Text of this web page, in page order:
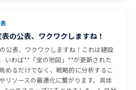
の公表、ワクワクしますね！
公表、ワクワクしますね！これは建設
いわば**「宝の地図」**が更新された
めるだけでなく、戦略的に分析するこ
リソースの最適化に繋がります。具体